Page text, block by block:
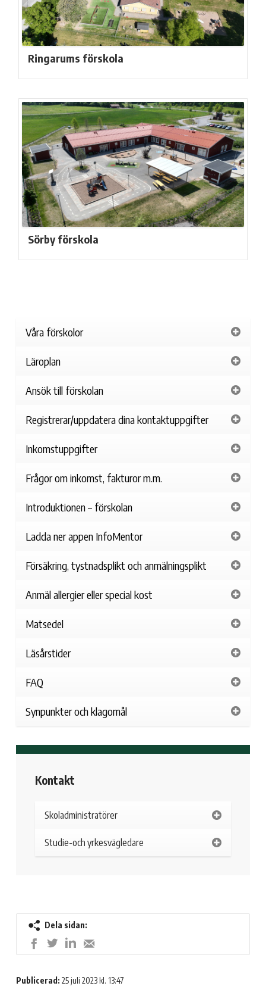
Våra förskolor
Läroplan
Ansök till förskolan
Registrerar/uppdatera dina kontaktuppgifter
Inkomstuppgifter
Frågor om inkomst, fakturor m.m.
Introduktionen – förskolan
Ladda ner appen InfoMentor
Försäkring, tystnadsplikt och anmälningsplikt
Anmäl allergier eller special kost
Matsedel
Läsårstider
FAQ
Synpunkter och klagomål
Kontakt
Skoladministratörer
Studie-och yrkesvägledare
Ringarums förskola
Sörby förskola
Dela sidan:
Dela
på
Dela
på
Dela
på
Dela
med
post
Publicerad: 25 juli 2023 kl. 13:47